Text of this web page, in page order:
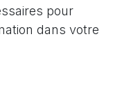
pour
dans votre